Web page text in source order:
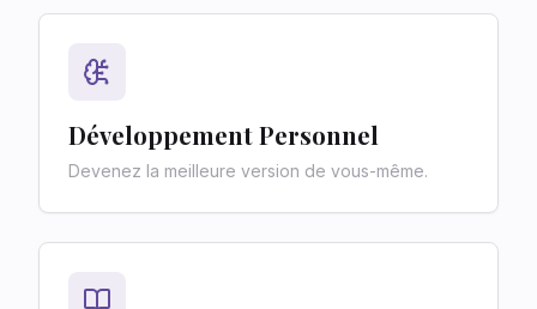
Développement Personnel
Devenez la meilleure version de vous-même.